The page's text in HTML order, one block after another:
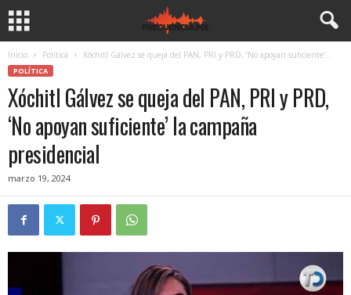
Inicio Política Xóchitl Gálvez se queja del PAN, PRI y PRD, ‘No apoyan suficiente’...
POLÍTICA
Xóchitl Gálvez se queja del PAN, PRI y PRD,
‘No apoyan suficiente’ la campaña
presidencial
marzo 19, 2024